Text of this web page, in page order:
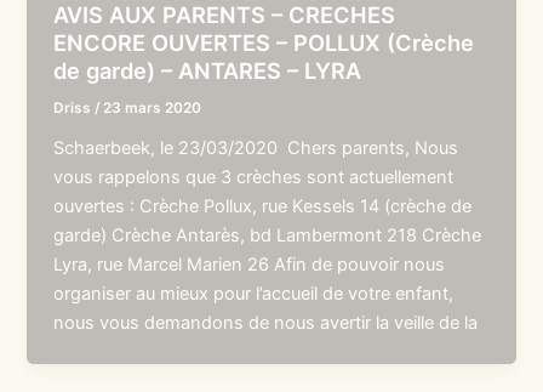
AVIS AUX PARENTS – CRECHES
ENCORE OUVERTES – POLLUX (Crèche
de garde) – ANTARES – LYRA
Driss / 23 mars 2020
Schaerbeek, le 23/03/2020 Chers parents, Nous
vous rappelons que 3 crèches sont actuellement
ouvertes : Crèche Pollux, rue Kessels 14 (crèche de
garde) Crèche Antarès, bd Lambermont 218 Crèche
Lyra, rue Marcel Marien 26 Afin de pouvoir nous
organiser au mieux pour l’accueil de votre enfant,
nous vous demandons de nous avertir la veille de la